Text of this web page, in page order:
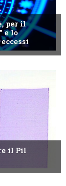
per il
e lo
il Pil